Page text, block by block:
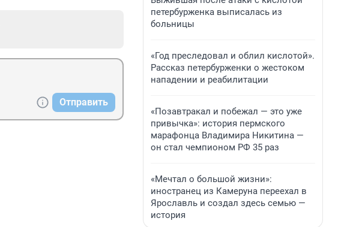
Отправить
петербурженка выписалась из
больницы
«Год преследовал и облил кислотой».
Рассказ петербурженки о жестоком
нападении и реабилитации
«Позавтракал и побежал — это уже
привычка»: история пермского
марафонца Владимира Никитина —
он стал чемпионом РФ 35 раз
«Мечтал о большой жизни»:
иностранец из Камеруна переехал в
Ярославль и создал здесь семью —
история